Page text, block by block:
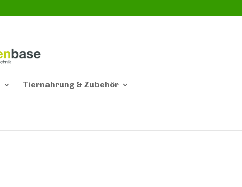
Tiernahrung & Zubehör